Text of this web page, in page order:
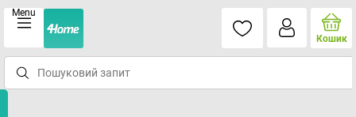
Menu
Кошик